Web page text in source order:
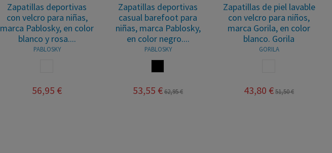
Zapatillas deportivas
con velcro para niñas,
marca Pablosky, en color
blanco y rosa....
PABLOSKY
56,95 €
Zapatillas deportivas
casual barefoot para
niñas, marca Pablosky,
en color negro....
PABLOSKY
53,55 €62,95 €
Zapatillas de piel lavable
con velcro para niños,
marca Gorila, en color
blanco. Gorila
GORILA
43,80 €51,50 €